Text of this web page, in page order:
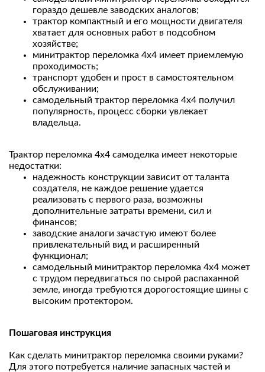
гораздо дешевле заводских аналогов;
трактор компактный и его мощности двигателя
хватает для основных работ в подсобном
хозяйстве;
минитрактор переломка 4х4 имеет приемлемую
проходимость;
транспорт удобен и прост в самостоятельном
обслуживании;
самодельный трактор переломка 4х4 получил
популярность, процесс сборки увлекает
владельца.
Трактор переломка 4х4 самоделка имеет некоторые
недостатки:
надежность конструкции зависит от таланта
создателя, не каждое решение удается
реализовать с первого раза, возможны
дополнительные затраты времени, сил и
финансов;
заводские аналоги зачастую имеют более
привлекательный вид и расширенный
функционал;
самодельный минитрактор переломка 4х4 может
с трудом передвигаться по сырой распаханной
земле, иногда требуются дорогостоящие шины с
высоким протектором.
Пошаговая инструкция
Как сделать минитрактор переломка своими руками?
Для этого потребуется наличие запасных частей и